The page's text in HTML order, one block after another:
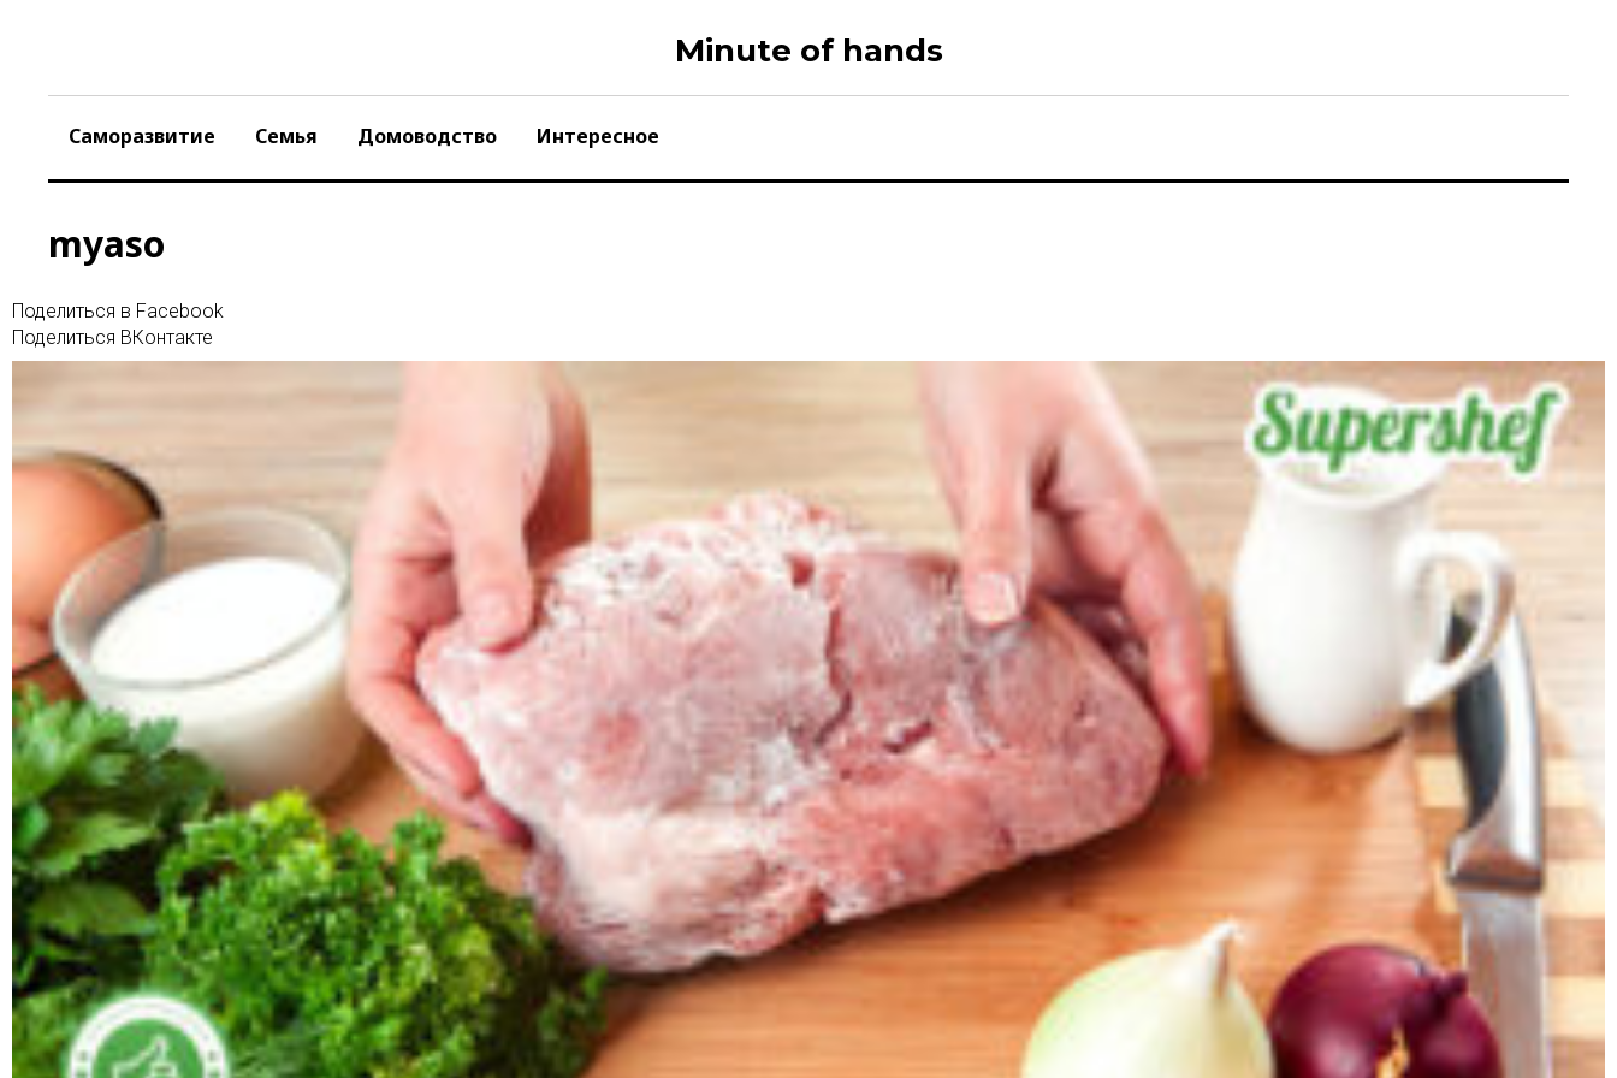
Minute of hands
Саморазвитие Семья Домоводство Интересное
myaso
Поделиться в Facebook
Поделиться ВКонтакте